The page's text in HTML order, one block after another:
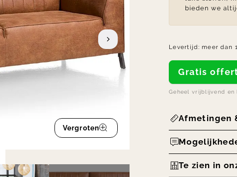
Vergroten
bieden we
Levertijd: meer dan
Gratis
Geheel vrijblijvend en
Afmetingen
Te zien in